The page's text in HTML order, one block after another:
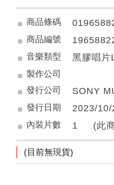
商品條碼
商品編號
音樂類型 黑膠唱片
製作公司
發行公司
SONY
發行日期 2023/10/
內裝片數 1 (此商
(目前無現貨)